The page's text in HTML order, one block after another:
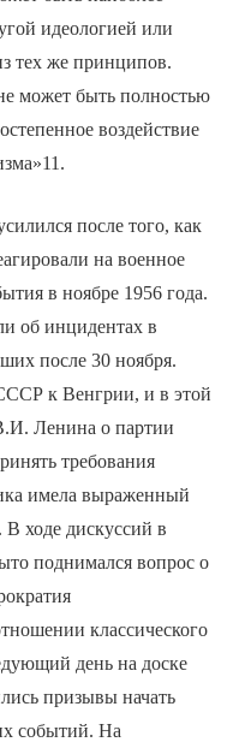
идеологией или
тех же принципов.
может быть полностью
воздействие
после того, как
на военное
в ноябре 1956 года.
об инцидентах в
после 30 ноября.
к Венгрии, и в этой
Ленина о партии
требования
имела выраженный
В ходе дискуссий в
поднимался вопрос о
классического
день на доске
призывы начать
событий. На